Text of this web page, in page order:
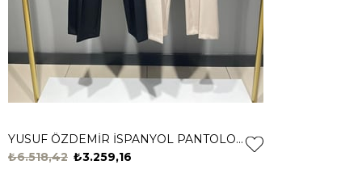
YUSUF ÖZDEMİR İSPANYOL PANTOLON 1407 Bej
₺3.259,16
₺6.518,42